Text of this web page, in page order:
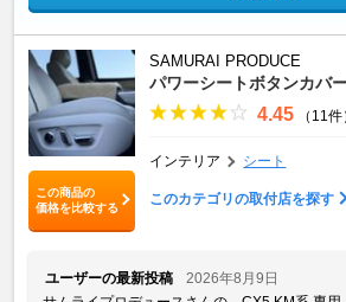
この商品の
価格を比較する
SAMURAI PRODUCE
パワーシートボタンカバ
4.45 （11件
インテリア シート
このカテゴリの取付店を探す
ユーザーの最新投稿
2026年8月9日